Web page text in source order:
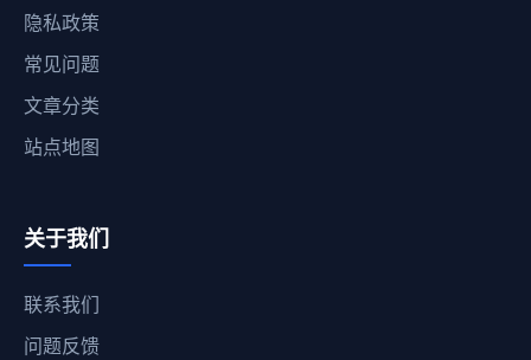
隐私政策
常见问题
文章分类
站点地图
关于我们
联系我们
问题反馈